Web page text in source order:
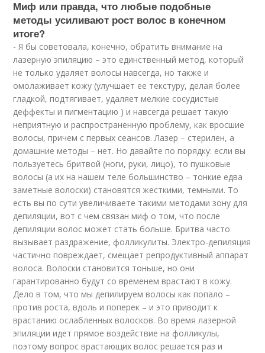
Миф или правда, что любые подобные
методы усиливают рост волос в конечном
итоге?
- Я бы советовала, конечно, обратить внимание на
лазерную эпиляцию – это единственный метод, который
не только удаляет волосы навсегда, но также и
омолаживает кожу (улучшает ее текстуру, делая более
гладкой, подтягивает, удаляет мелкие сосудистые
деффекты и пигментацию ) и навсегда решает такую
неприятную и распространенную проблему, как вросшие
волосы, причем с первых сеансов. Лазер – стерилен, а
домашние методы – нет. Но давайте по порядку: если вы
пользуетесь бритвой (ноги, руки, лицо), то пушковые
волосы (а их на нашем теле большинство – тонкие едва
заметные волоски) становятся жесткими, темными. То
есть вы по сути увеличиваете такими методами зону для
депиляции, вот с чем связан миф о том, что после
депиляции волос может стать больше. Бритва часто
вызывает раздражение, фолликулиты. Электро-депиляция
частично повреждает, смещает репродуктивный аппарат
волоса. Волоски становится тоньше, но они
гарантированно будут со временем врастают в кожу.
Дело в том, что мы депилируем волосы как попало –
против роста, вдоль и поперек – и это приводит к
врастанию ослабленных волосков. Во время лазерной
эпиляции идет прямое воздействие на фолликулы,
поэтому вопрос врастающих волос решается раз и